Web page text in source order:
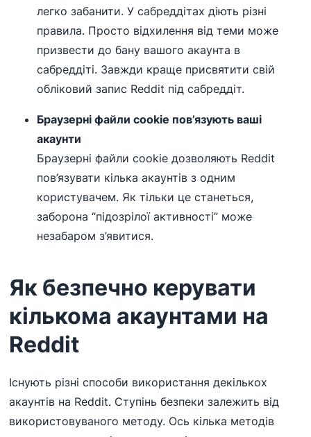
легко забанити. У сабреддітах діють різні
правила. Просто відхилення від теми може
призвести до бану вашого акаунта в
сабреддіті. Завжди краще присвятити свій
обліковий запис Reddit під сабреддіт.
Браузерні файли cookie пов’язують ваші
акаунти
Браузерні файли cookie дозволяють Reddit
пов’язувати кілька акаунтів з одним
користувачем. Як тільки це станеться,
заборона “підозрілої активності” може
незабаром з’явитися.
Як безпечно керувати
кількома акаунтами на
Reddit
Існують різні способи використання декількох
акаунтів на Reddit. Ступінь безпеки залежить від
використовуваного методу. Ось кілька методів